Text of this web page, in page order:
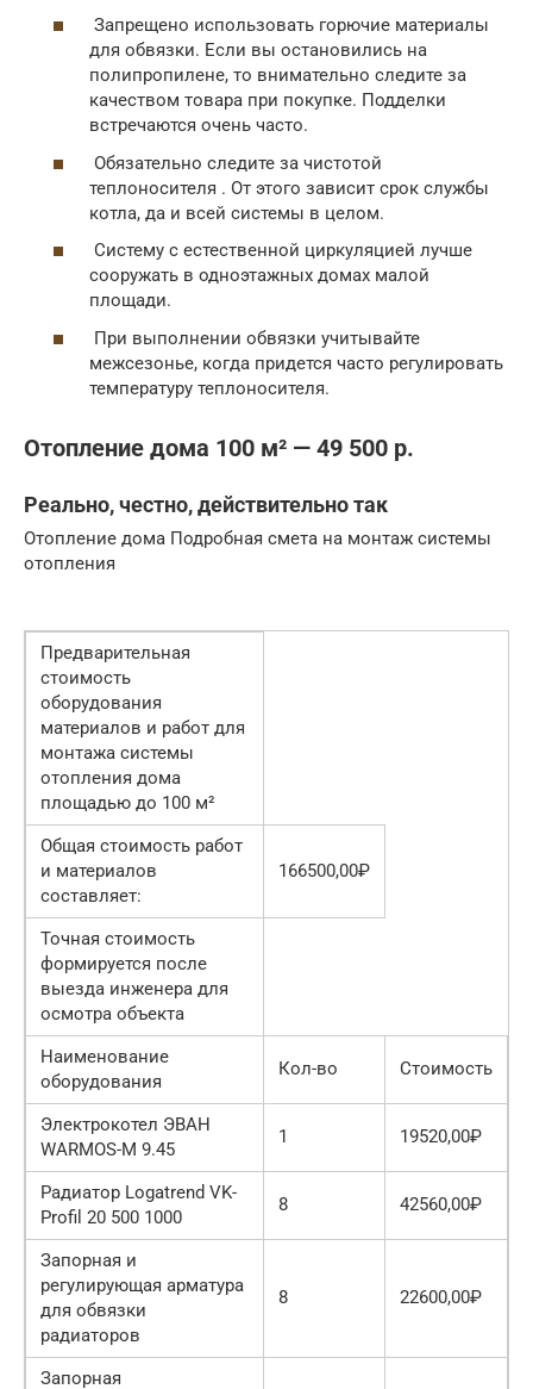
Запрещено использовать горючие материалы
для обвязки. Если вы остановились на
полипропилене, то внимательно следите за
качеством товара при покупке. Подделки
встречаются очень часто.
Обязательно следите за чистотой
теплоносителя . От этого зависит срок службы
котла, да и всей системы в целом.
Систему с естественной циркуляцией лучше
сооружать в одноэтажных домах малой
площади.
При выполнении обвязки учитывайте
межсезонье, когда придется часто регулировать
температуру теплоносителя.
Отопление дома 100 м² — 49 500 р.
Реально, честно, действительно так
Отопление дома Подробная смета на монтаж системы
отопления
Предварительная
стоимость
оборудования
материалов и работ для
монтажа системы
отопления дома
площадью до 100 м²
Общая стоимость работ
и материалов
составляет:
166500,00₽
Точная стоимость
формируется после
выезда инженера для
осмотра объекта
Наименование
оборудования
Кол-во Стоимость
Электрокотел ЭВАН
WARMOS-M 9.45
1 19520,00₽
Радиатор Logatrend VK-
Profil 20 500 1000
8 42560,00₽
Запорная и
регулирующая арматура
для обвязки
радиаторов
8 22600,00₽
Запорная